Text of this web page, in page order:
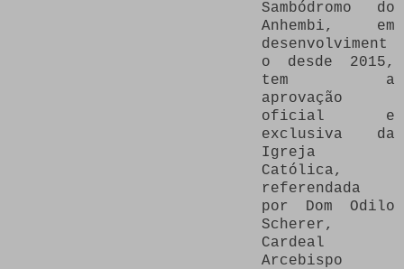
Sambódromo do
Anhembi, em
desenvolviment
o desde 2015,
tem a
aprovação
oficial e
exclusiva da
Igreja
Católica,
referendada
por Dom Odilo
Scherer,
Cardeal
Arcebispo